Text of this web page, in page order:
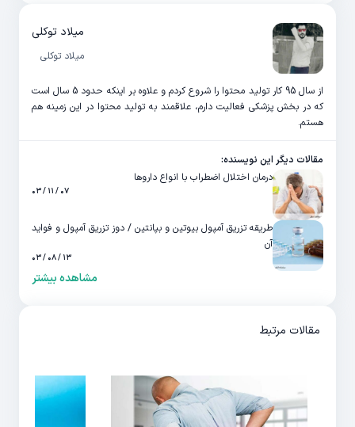
میلاد توکلی
میلاد توکلی
از سال 95 کار تولید محتوا را شروع کردم و علاوه بر اینکه حدود 5 سال است
که در بخش پزشکی فعالیت دارم، علاقمند به تولید محتوا در این زمینه هم
هستم.
مقالات دیگر این نویسنده:
درمان اختلال اضطراب با انواع داروها
۰۷ / ۱۱ / ۰۳
طریقه تزریق آمپول بیوتین و بپانتین / دوز تزریق آمپول و فواید
آن
۱۳ / ۰۸ / ۰۳
مشاهده بیشتر
مقالات مرتبط